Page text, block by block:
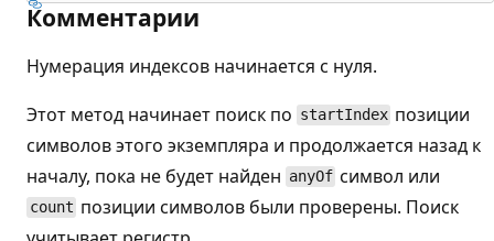
Комментарии
Нумерация индексов начинается с нуля.
Этот метод начинает поиск по startIndex позиции
символов этого экземпляра и продолжается назад к
началу, пока не будет найден anyOf символ или
count позиции символов были проверены. Поиск